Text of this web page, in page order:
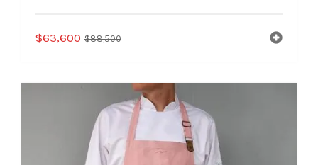
$88,500El
era:
$88,500.
$63,600
El
es:
$63,600.